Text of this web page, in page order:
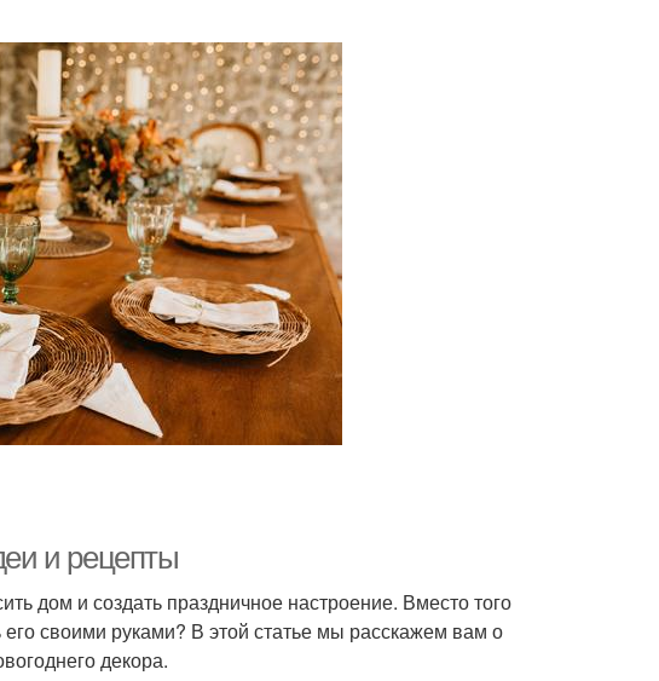
и рецепты
дом и создать праздничное настроение. Вместо того
своими руками? В этой статье мы расскажем вам о
декора.